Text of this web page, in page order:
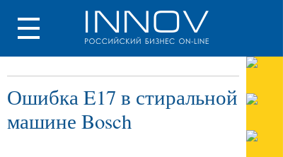
Ошибка E17 в стиральной
машине Bosch